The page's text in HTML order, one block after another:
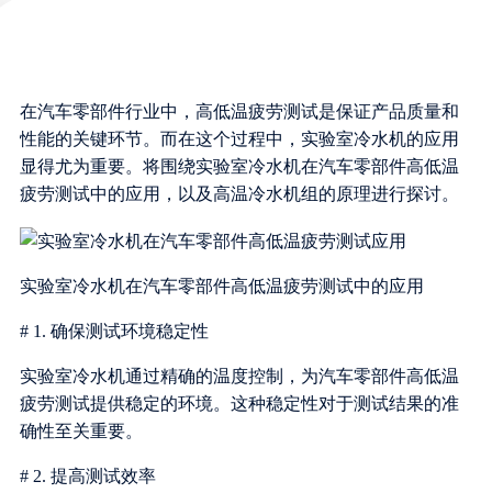
在汽车零部件行业中，高低温疲劳测试是保证产品质量和
性能的关键环节。而在这个过程中，实验室冷水机的应用
显得尤为重要。将围绕实验室冷水机在汽车零部件高低温
疲劳测试中的应用，以及高温冷水机组的原理进行探讨。
实验室冷水机在汽车零部件高低温疲劳测试中的应用
# 1. 确保测试环境稳定性
实验室冷水机通过精确的温度控制，为汽车零部件高低温
疲劳测试提供稳定的环境。这种稳定性对于测试结果的准
确性至关重要。
# 2. 提高测试效率